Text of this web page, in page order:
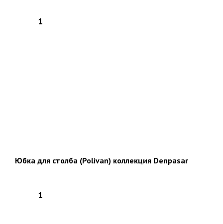
Юбка для столба (Polivan) коллекция Denpasar